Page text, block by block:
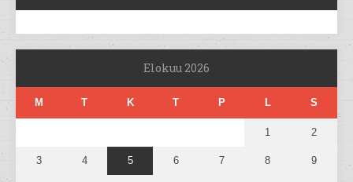
Elokuu 2026
M T K T P L S
1 2
3 4 5 6 7 8 9